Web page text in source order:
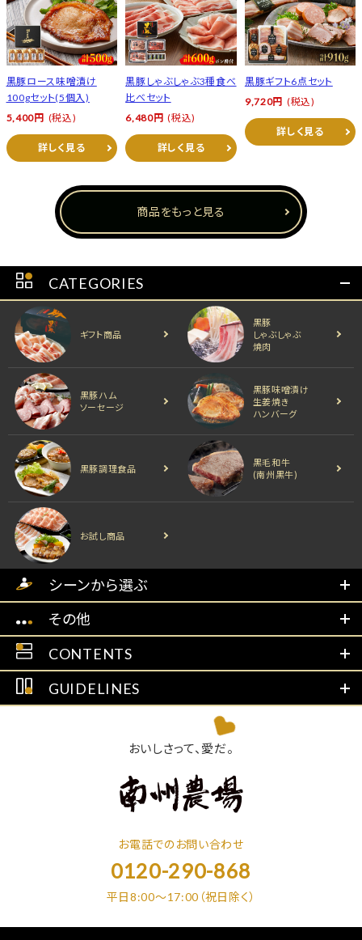
黒豚ロース味噌漬け
100gセット(5個入)
5,400円 (税込)
詳しく見る
黒豚しゃぶしゃぶ3種食べ
比べセット
6,480円 (税込)
詳しく見る
黒豚ギフト6点セット
9,720円 (税込)
詳しく見る
商品をもっと見る
CATEGORIES
ギフト商品
黒豚
しゃぶしゃぶ
焼肉
黒豚ハム
ソーセージ
黒豚味噌漬け
生姜焼き
ハンバーグ
黒豚調理食品
黒毛和牛
(南州黒牛)
お試し商品
シーンから選ぶ
その他
CONTENTS
GUIDELINES
おいしさって、愛だ。
お電話でのお問い合わせ
0120-290-868
平日8:00～17:00（祝日除く）